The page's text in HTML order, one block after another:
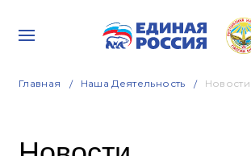
Главная Наша Деятельность Новости